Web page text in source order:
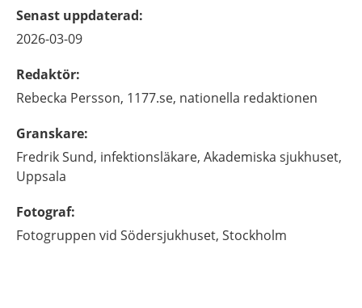
Senast uppdaterad:
2026-03-09
Redaktör:
Rebecka Persson, 1177.se, nationella redaktionen
Granskare:
FredrikSund, infektionsläkare, Akademiska sjukhuset,
Uppsala
Fotograf:
Fotogruppen vid Södersjukhuset, Stockholm